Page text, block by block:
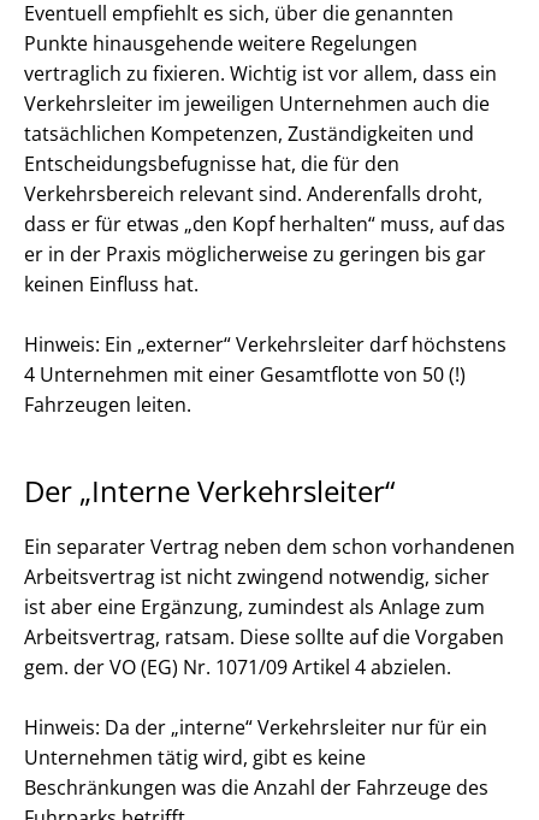
Eventuell empfiehlt es sich, über die genannten
Punkte hinausgehende weitere Regelungen
vertraglich zu fixieren. Wichtig ist vor allem, dass ein
Verkehrsleiter im jeweiligen Unternehmen auch die
tatsächlichen Kompetenzen, Zuständigkeiten und
Entscheidungsbefugnisse hat, die für den
Verkehrsbereich relevant sind. Anderenfalls droht,
dass er für etwas „den Kopf herhalten“ muss, auf das
er in der Praxis möglicherweise zu geringen bis gar
keinen Einfluss hat.
Hinweis: Ein „externer“ Verkehrsleiter darf höchstens
4 Unternehmen mit einer Gesamtflotte von 50 (!)
Fahrzeugen leiten.
Der „Interne Verkehrsleiter“
Ein separater Vertrag neben dem schon vorhandenen
Arbeitsvertrag ist nicht zwingend notwendig, sicher
ist aber eine Ergänzung, zumindest als Anlage zum
Arbeitsvertrag, ratsam. Diese sollte auf die Vorgaben
gem. der VO (EG) Nr. 1071/09 Artikel 4 abzielen.
Hinweis: Da der „interne“ Verkehrsleiter nur für ein
Unternehmen tätig wird, gibt es keine
Beschränkungen was die Anzahl der Fahrzeuge des